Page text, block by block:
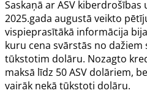
Saskaņā ar ASV kiberdrošības
2025.gada augustā veikto
vispieprasītākā informācija
kuru cena svārstās no
tūkstotim dolāru. Nozagto
maksā līdz 50 ASV dolāriem,
vairāk nekā tūkstoti dolāru.